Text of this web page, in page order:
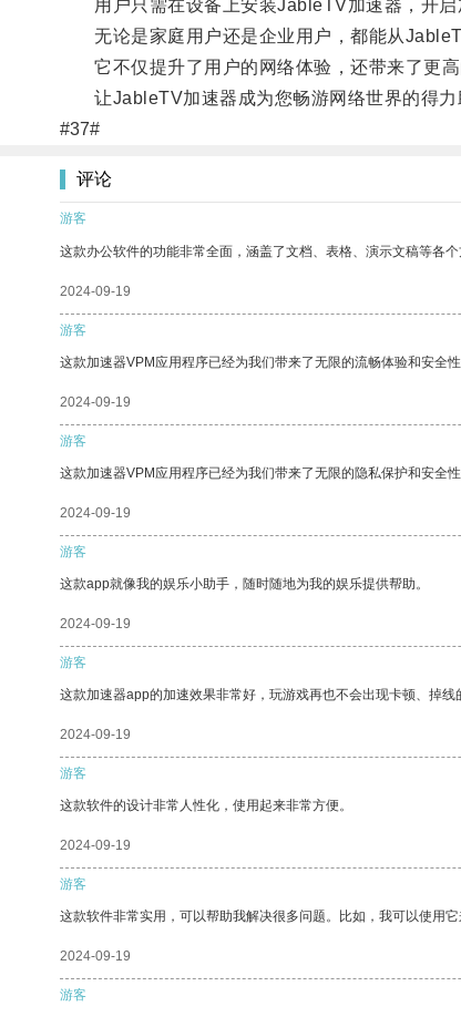
用户只需在设备上安装JableTV加速器，开启
无论是家庭用户还是企业用户，都能从
它不仅提升了用户的网络体验，还带来了更高
让JableTV加速器成为您畅游网络世界的得力
#37#
评论
游客
这款办公软件的功能非常全面，涵盖了文档、表格、演示文稿等各
2024-09-19
游客
这款加速器VPM应用程序已经为我们带来了无限的流畅体验和安全性
2024-09-19
游客
这款加速器VPM应用程序已经为我们带来了无限的隐私保护和安全性
2024-09-19
游客
这款app就像我的娱乐小助手，随时随地为我的娱乐提供帮助。
2024-09-19
游客
这款加速器app的加速效果非常好，玩游戏再也不会出现卡顿、掉
2024-09-19
游客
这款软件的设计非常人性化，使用起来非常方便。
2024-09-19
游客
这款软件非常实用，可以帮助我解决很多问题。比如，我可以使用
2024-09-19
游客